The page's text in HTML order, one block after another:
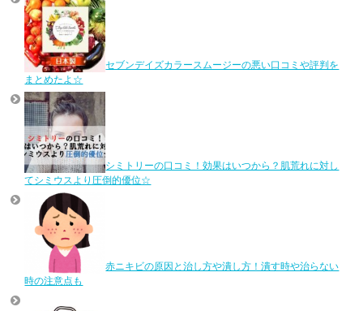
セブンデイズカラースムージーの悪い口コミや評判を
まとめたよ☆
シミトリーの口コミ！効果はいつから？肌荒れに対し
てシミウスより圧倒的優位☆
赤ニキビの原因と治し方や潰し方！潰す時や治らない
時の注意点も